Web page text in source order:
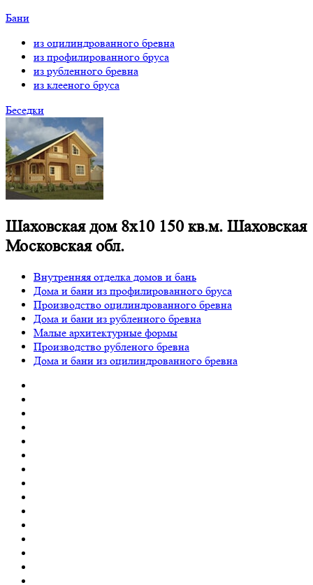
Бани
из оцилиндрованного бревна
из профилированного бруса
из рубленного бревна
из клееного бруса
Беседки
Шаховская дом 8х10 150 кв.м. Шаховская
Московская обл.
Внутренняя отделка домов и бань
Дома и бани из профилированного бруса
Производство оцилиндрованного бревна
Дома и бани из рубленного бревна
Малые архитектурные формы
Производство рубленого бревна
Дома и бани из оцилиндрованного бревна